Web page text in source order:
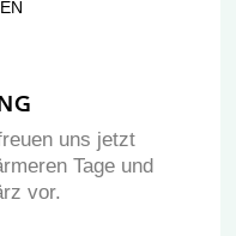
uns jetzt
Tage und
vor.